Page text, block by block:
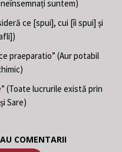
suntem)
ce [spui], cui [îi spui] și
praeparatio” (Aur potabil
(Toate lucrurile există prin
Sare)
COMENTARII